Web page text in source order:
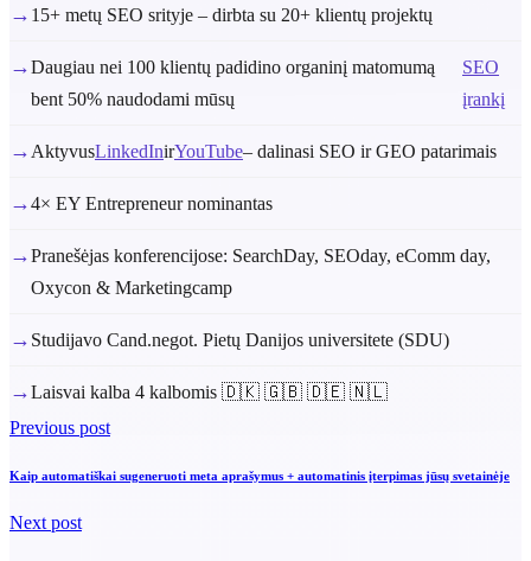
→ 15+ metų SEO srityje – dirbta su 20+ klientų projektų
→Daugiau nei 100 klientų padidino organinį matomumą
bent 50% naudodami mūsų
SEO
įrankį
→ AktyvusLinkedInirYouTube– dalinasi SEO ir GEO patarimais
→4× EY Entrepreneur nominantas
→Pranešėjas konferencijose: SearchDay, SEOday, eComm day,
Oxycon & Marketingcamp
→ Studijavo Cand.negot. Pietų Danijos universitete (SDU)
→Laisvai kalba 4 kalbomis 🇩🇰 🇬🇧 🇩🇪 🇳🇱
Previous post
Kaip automatiškai sugeneruoti meta aprašymus + automatinis įterpimas jūsų svetainėje
Next post